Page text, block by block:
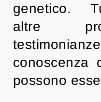
genetico.
altre
conoscenza
possono